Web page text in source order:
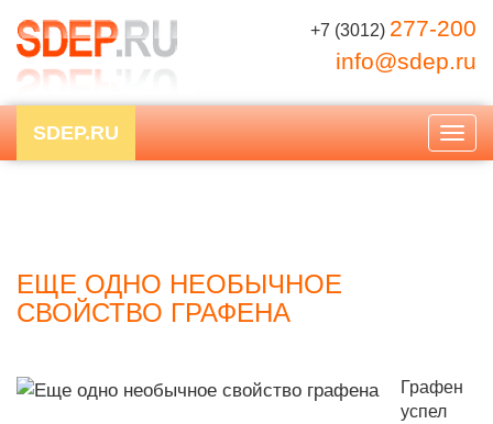
+7 (3012) 277-200
info@sdep.ru
SDEP.RU
ЕЩЕ ОДНО НЕОБЫЧНОЕ
СВОЙСТВО ГРАФЕНА
Графен
успел